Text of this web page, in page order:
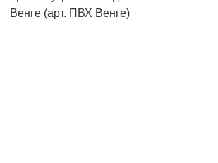
Венге (арт. ПВХ Венге)